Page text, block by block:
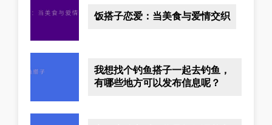
饭搭子恋爱：当美食与爱情交织
我想找个钓鱼搭子一起去钓鱼，
有哪些地方可以发布信息呢？